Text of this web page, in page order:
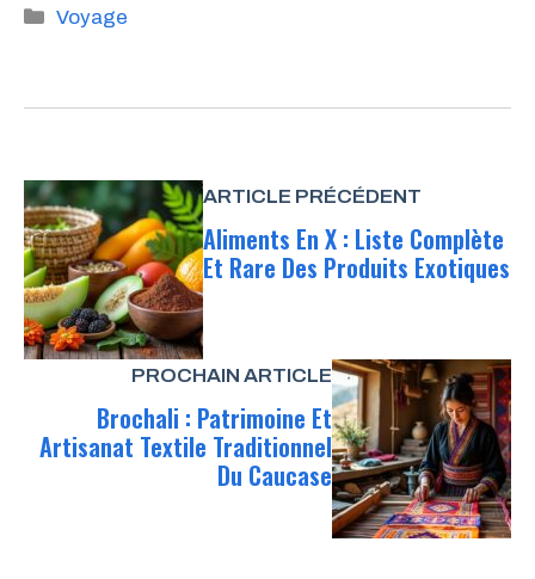
Catégories
Voyage
ARTICLE PRÉCÉDENT
Aliments En X : Liste Complète
Et Rare Des Produits Exotiques
PROCHAIN ARTICLE
Brochali : Patrimoine Et
Artisanat Textile Traditionnel
Du Caucase